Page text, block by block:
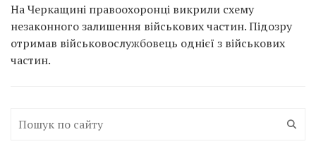
На Черкащині правоохоронці викрили схему
незаконного залишення військових частин. Підозру
отримав військовослужбовець однієї з військових
частин.